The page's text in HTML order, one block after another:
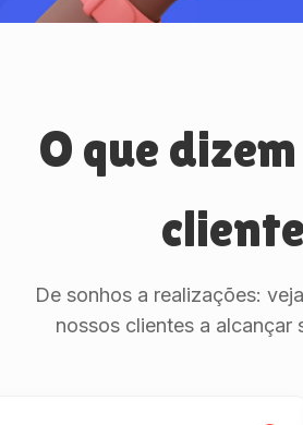
O que
De sonhos a realizações:
nossos clientes a alcançar